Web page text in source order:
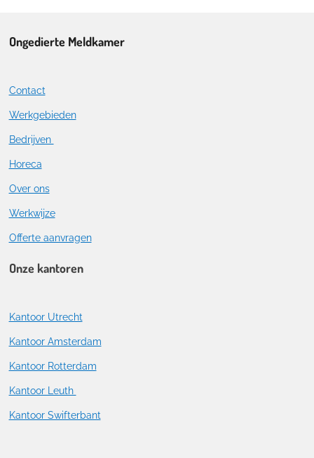
Ongedierte Meldkamer
Contact
Werkgebieden
Bedrijven
Horeca
Over ons
Werkwijze
Offerte aanvragen
Onze kantoren
Kantoor Utrecht
Kantoor Amsterdam
Kantoor Rotterdam
Kantoor Leuth
Kantoor Swifterbant